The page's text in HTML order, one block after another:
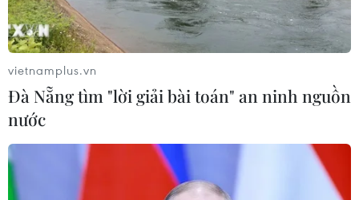
CƠ QUAN CHỦ QUẢN: THÔNG TẤN XÃ VIỆT NAM
Tổng Biên tập: TRẦN TIẾN DUẨN
Phó Tổng Biên tập: NGUYỄN THỊ TÁM, KHÚC THANH
THỦY
vietnamplus.vn
Đà Nẵng tìm "lời giải bài toán" an ninh nguồn
nước